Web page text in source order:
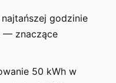
godzinie
— znaczące
50 kWh w